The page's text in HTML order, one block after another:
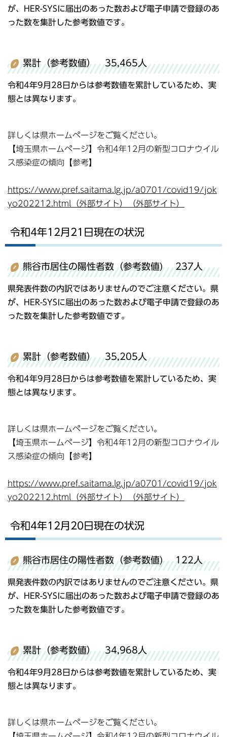
が、HER-SYSに届出のあった数および電子申請で登録のあ
った数を集計した参考数値です。
累計（参考数値） 35,465人
令和4年9月28日からは参考数値を累計しているため、実
態とは異なります。
詳しくは県ホームページをご覧ください。
【埼玉県ホームページ】令和4年12月の新型コロナウイル
ス感染症の傾向【参考】
https://www.pref.saitama.lg.jp/a0701/covid19/jok
yo202212.html（外部サイト）（外部サイト）
令和4年12月21日現在の状況
熊谷市居住の陽性者数（参考数値) 237人
県発表件数の内訳ではありませんのでご注意ください。県
が、HER-SYSに届出のあった数および電子申請で登録のあ
った数を集計した参考数値です。
累計（参考数値） 35,205人
令和4年9月28日からは参考数値を累計しているため、実
態とは異なります。
詳しくは県ホームページをご覧ください。
【埼玉県ホームページ】令和4年12月の新型コロナウイル
ス感染症の傾向【参考】
https://www.pref.saitama.lg.jp/a0701/covid19/jok
yo202212.html（外部サイト）（外部サイト）
令和4年12月20日現在の状況
熊谷市居住の陽性者数（参考数値) 122人
県発表件数の内訳ではありませんのでご注意ください。県
が、HER-SYSに届出のあった数および電子申請で登録のあ
った数を集計した参考数値です。
累計（参考数値） 34,968人
令和4年9月28日からは参考数値を累計しているため、実
態とは異なります。
詳しくは県ホームページをご覧ください。